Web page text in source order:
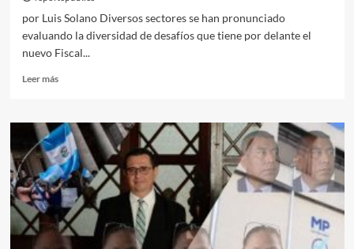
por Luis Solano Diversos sectores se han pronunciado
evaluando la diversidad de desafíos que tiene por delante el
nuevo Fiscal...
Leer másLeer
La
estructura
a
la
que
debe
enfrentarse
el
nuevo